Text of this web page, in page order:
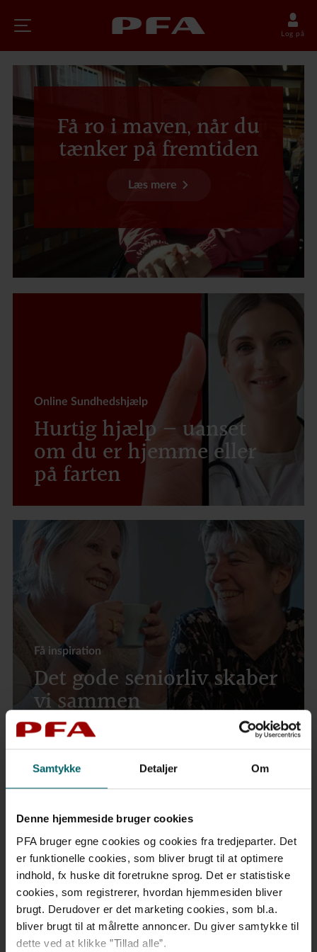
Samtykke Detaljer Om
Denne hjemmeside bruger cookies
PFA bruger egne cookies og cookies fra tredjeparter. Det
er funktionelle cookies, som bliver brugt til at optimere
indhold, fx huske dit foretrukne sprog. Det er statistiske
cookies, som registrerer, hvordan hjemmesiden bliver
brugt. Derudover er det marketing cookies, som bl.a.
bliver brugt til at målrette annoncer. Du giver samtykke til
dette ved at klikke ”Tillad alle”.
Log på
Få ro i maven, når du
tænker på fremtiden
Læs mere
Online Sundhedshjælp
Hurtig hjælp – uanset
om du er hjemme eller
på farten
Få inspiration
Det gode seniorliv skaber
vi sammen
PFA Nyheder
Flere unge tager selv styringen over deres pension
1. jul 2026
Stærkt halvår forlænger gylden periode for PFA’s
pensionskunder
16. jun 2026
Lars Sandahl Sørensen valgt til bestyrelsen i PFA